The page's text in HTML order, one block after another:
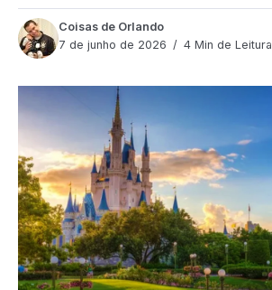
Coisas de Orlando
7 de junho de 2026
4 Min de Leitura